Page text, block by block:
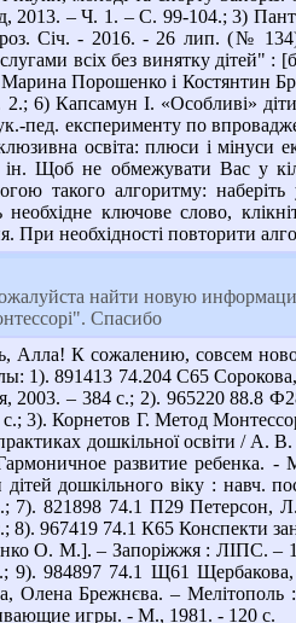
2013. – Ч. 1. – С. 99-104.; 3)
Січ. - 2016. - 26 лип. (№
всіх без винятку дітей"
Порошенко і Костянтин
6) Капсамун І. «Особливі»
пед. експерименту по
освіта: плюси і мінуси
Щоб не обмежувати Вас у
такого алгоритму:
ключове слово,
При необхідності повторити
найти новую
Спасибо
Алла! К сожалению, совсем
1). 891413 74.204 С65
2003. – 384 с.; 2). 965220 88.8
3). Корнетов Г. Метод
дошкільної освіти / А.
развитие ребенка. -
дітей дошкільного віку :
7). 821898 74.1 П29
8). 967419 74.1 К65 Конспекти
О. М.]. – Запоріжжя : ЛІПС. –
9). 984897 74.1 Щ61 Щербакова,
Олена Брежнєва. –
игры. - М., 1981. - 120 с.